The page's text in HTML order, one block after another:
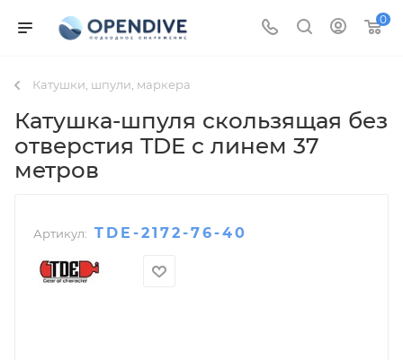
0
Катушки, шпули, маркера
Катушка-шпуля скользящая без
отверстия TDE с линем 37
метров
Артикул: TDE-2172-76-40